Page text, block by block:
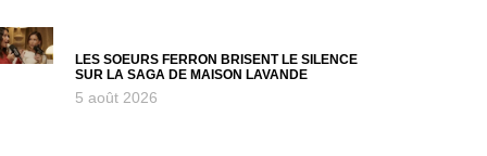
LES SOEURS FERRON BRISENT LE SILENCE
SUR LA SAGA DE MAISON LAVANDE
5 août 2026